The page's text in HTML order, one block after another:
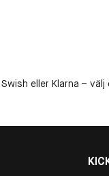
eller Klarna –